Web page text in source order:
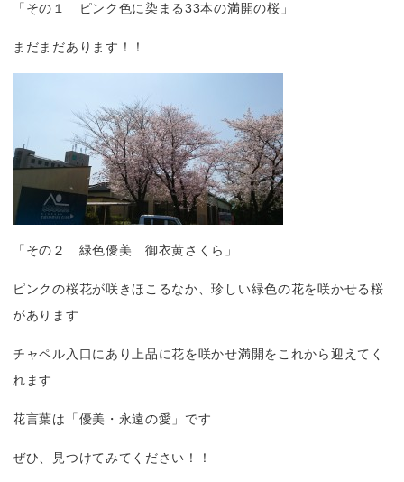
「その１ ピンク色に染まる33本の満開の桜」
まだまだあります！！
「その２ 緑色優美 御衣黄さくら」
ピンクの桜花が咲きほこるなか、珍しい緑色の花を咲かせる桜
があります
チャペル入口にあり上品に花を咲かせ満開をこれから迎えてく
れます
花言葉は「優美・永遠の愛」です
ぜひ、見つけてみてください！！